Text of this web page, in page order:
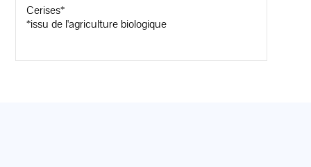
Cerises*
*issu de l'agriculture biologique